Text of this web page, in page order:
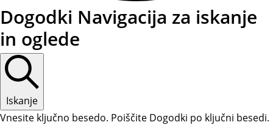
Dogodki
Dogodki Navigacija za iskanje
in oglede
Iskanje
Vnesite ključno besedo. Poiščite Dogodki po ključni besedi.